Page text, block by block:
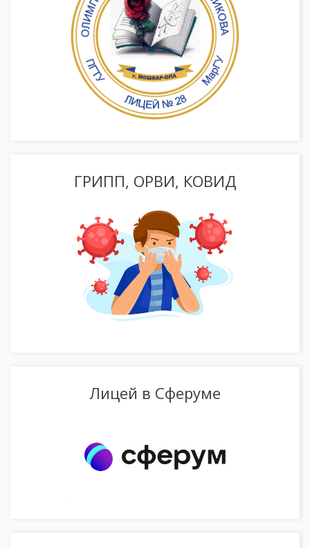
ГРИПП, ОРВИ, КОВИД
Лицей в Сферуме